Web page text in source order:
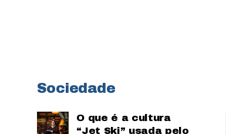
Sociedade
O que é a cultura
“Jet Ski” usada pelo